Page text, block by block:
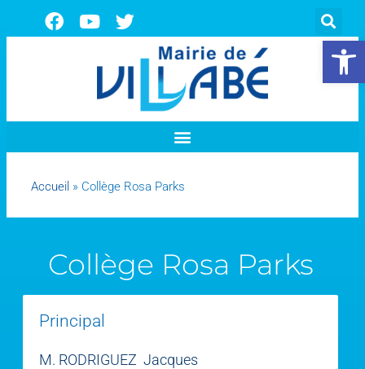
Ouvrir
Accueil » Collège Rosa Parks
Collège Rosa Parks
Principal
M. RODRIGUEZ Jacques